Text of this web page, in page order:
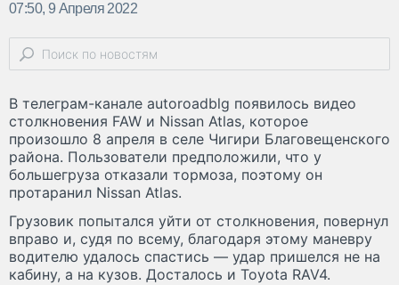
07:50, 9 Апреля 2022
В телеграм-канале autoroadblg появилось видео
столкновения FAW и Nissan Atlas, которое
произошло 8 апреля в селе Чигири Благовещенского
района. Пользователи предположили, что у
большегруза отказали тормоза, поэтому он
протаранил Nissan Atlas.
Грузовик попытался уйти от столкновения, повернул
вправо и, судя по всему, благодаря этому маневру
водителю удалось спастись — удар пришелся не на
кабину, а на кузов. Досталось и Toyota RAV4.